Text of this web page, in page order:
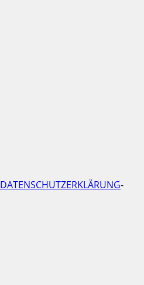
DATENSCHUTZERKLÄRUNG-